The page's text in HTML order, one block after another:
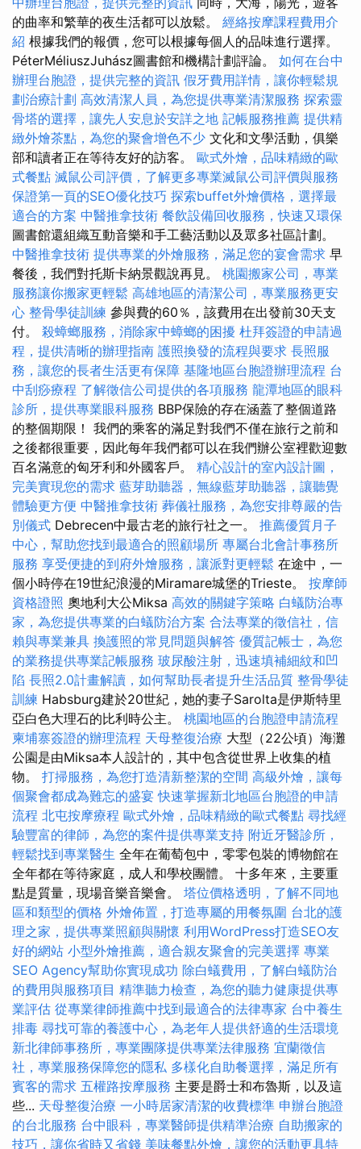
的曲率和繁華的夜生活都可以放鬆。 經絡按摩課程費用介
紹 根據我們的報價，您可以根據每個人的品味進行選擇。
PéterMéliuszJuhász圖書館和機構計劃評論。 如何在台中
辦理台胞證，提供完整的資訊 假牙費用詳情，讓你輕鬆規
劃治療計劃 高效清潔人員，為您提供專業清潔服務 探索靈
骨塔的選擇，讓先人安息於安詳之地 記帳服務推薦 提供精
緻外燴茶點，為您的聚會增色不少 文化和文學活動，俱樂
部和讀者正在等待友好的訪客。 歐式外燴，品味精緻的歐
式餐點 滅鼠公司評價，了解更多專業滅鼠公司評價與服務
保證第一頁的SEO優化技巧 探索buffet外燴價格，選擇最
適合的方案 中醫推拿技術 餐飲設備回收服務，快速又環保
圖書館還組織互動音樂和手工藝活動以及眾多社區計劃。
中醫推拿技術 提供專業的外燴服務，滿足您的宴會需求 早
餐後，我們對托斯卡納景觀說再見。 桃園搬家公司，專業
服務讓你搬家更輕鬆 高雄地區的清潔公司，專業服務更安
心 整骨學徒訓練 參與費的60％，該費用在出發前30天支
付。 殺蟑螂服務，消除家中蟑螂的困擾 杜拜簽證的申請過
程，提供清晰的辦理指南 護照換發的流程與要求 長照服
務，讓您的長者生活更有保障 基隆地區台胞證辦理流程 台
中刮痧療程 了解徵信公司提供的各項服務 龍潭地區的眼科
診所，提供專業眼科服務 BBP保險的存在涵蓋了整個道路
的整個期限！ 我們的乘客的滿足對我們不僅在旅行之前和
之後都很重要，因此每年我們都可以在我們辦公室裡歡迎數
百名滿意的匈牙利和外國客戶。 精心設計的室內設計圖，
完美實現您的需求 藍芽助聽器，無線藍芽助聽器，讓聽覺
體驗更方便 中醫推拿技術 葬儀社服務，為您安排尊嚴的告
別儀式 Debrecen中最古老的旅行社之一。 推薦優質月子
中心，幫助您找到最適合的照顧場所 專屬台北會計事務所
服務 享受便捷的到府外燴服務，讓派對更輕鬆 在途中，一
個小時停在19世紀浪漫的Miramare城堡的Trieste。 按摩師
資格證照 奧地利大公Miksa 高效的關鍵字策略 白蟻防治專
家，為您提供專業的白蟻防治方案 合法專業的徵信社，信
賴與專業兼具 換護照的常見問題與解答 優質記帳士，為您
的業務提供專業記帳服務 玻尿酸注射，迅速填補細紋和凹
陷 長照2.0計畫解讀，如何幫助長者提升生活品質 整骨學徒
訓練 Habsburg建於20世紀，她的妻子Sarolta是伊斯特里
亞白色大理石的比利時公主。 桃園地區的台胞證申請流程
柬埔寨簽證的辦理流程 天母整復治療 大型（22公頃）海灘
公園是由Miksa本人設計的，其中包含從世界上收集的植
物。 打掃服務，為您打造清新整潔的空間 高級外燴，讓每
個聚會都成為難忘的盛宴 快速掌握新北地區台胞證的申請
流程 北屯按摩療程 歐式外燴，品味精緻的歐式餐點 尋找經
驗豐富的律師，為您的案件提供專業支持 附近牙醫診所，
輕鬆找到專業醫生 全年在葡萄包中，零零包裝的博物館在
全年都在等待家庭，成人和學校團體。 十多年來，主要重
點是質量，現場音樂音樂會。 塔位價格透明，了解不同地
區和類型的價格 外燴佈置，打造專屬的用餐氛圍 台北的護
理之家，提供專業照顧與關懷 利用WordPress打造SEO友
好的網站 小型外燴推薦，適合親友聚會的完美選擇 專業
SEO Agency幫助你實現成功 除白蟻費用，了解白蟻防治
的費用與服務項目 精準聽力檢查，為您的聽力健康提供專
業評估 從專業律師推薦中找到最適合的法律專家 台中養生
排毒 尋找可靠的養護中心，為老年人提供舒適的生活環境
新北律師事務所，專業團隊提供專業法律服務 宜蘭徵信
社，專業服務保障您的隱私 多樣化自助餐選擇，滿足所有
賓客的需求 五權路按摩服務 主要是爵士和布魯斯，以及這
些... 天母整復治療 一小時居家清潔的收費標準 申辦台胞證
的台北服務 台中眼科，專業醫師提供精準治療 自助搬家的
技巧，讓你省時又省錢 美味餐點外燴，讓您的活動更具特